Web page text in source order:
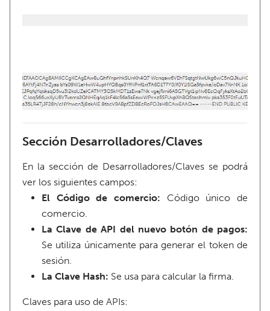
Sección Desarrolladores/Claves
En la sección de Desarrolladores/Claves se podrá
ver los siguientes campos:
El Código de comercio: Código único de
comercio.
La Clave de API del nuevo botón de pagos:
Se utiliza únicamente para generar el token de
sesión.
La Clave Hash: Se usa para calcular la firma.
Claves para uso de APIs: